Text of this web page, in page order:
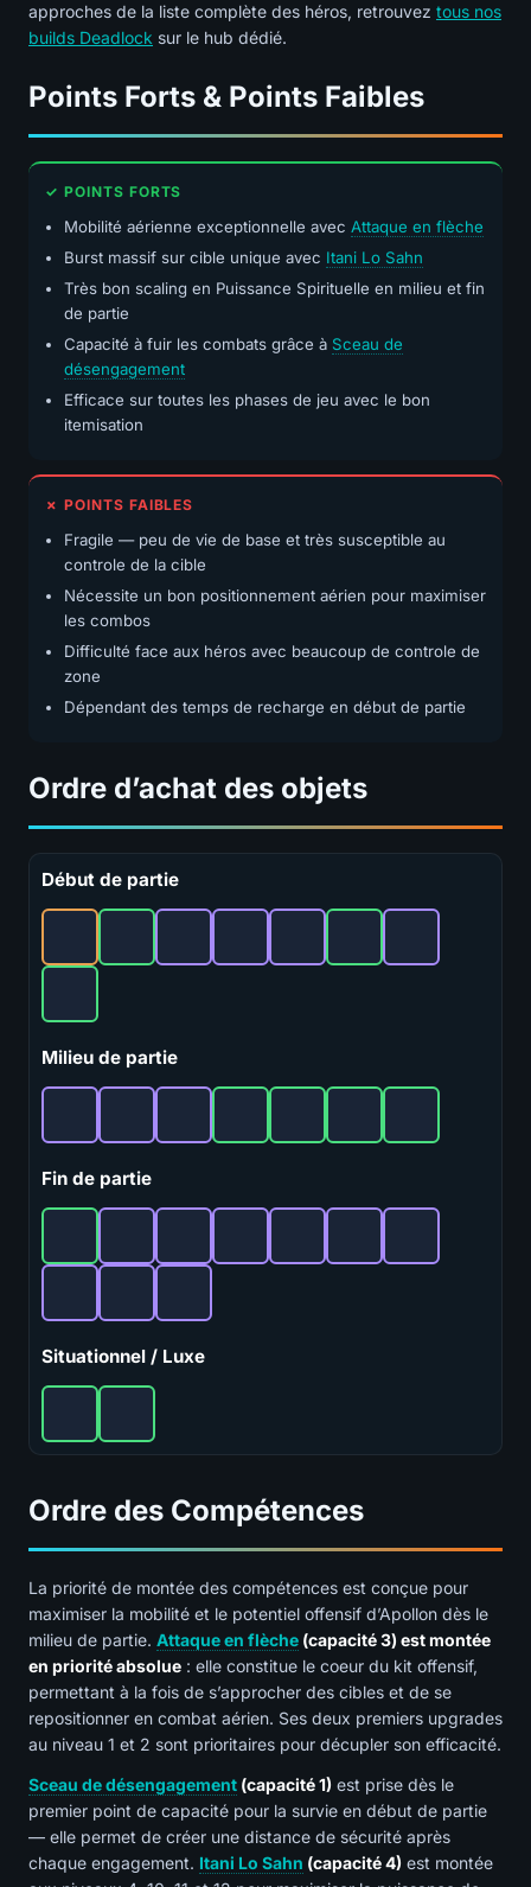
approches de la liste complète des héros, retrouvez tous nos
builds Deadlock sur le hub dédié.
Points Forts & Points Faibles
✓ POINTS FORTS
Mobilité aérienne exceptionnelle avec Attaque en flèche
Burst massif sur cible unique avec Itani Lo Sahn
Très bon scaling en Puissance Spirituelle en milieu et fin
de partie
Capacité à fuir les combats grâce à Sceau de
désengagement
Efficace sur toutes les phases de jeu avec le bon
itemisation
✗ POINTS FAIBLES
Fragile — peu de vie de base et très susceptible au
controle de la cible
Nécessite un bon positionnement aérien pour maximiser
les combos
Difficulté face aux héros avec beaucoup de controle de
zone
Dépendant des temps de recharge en début de partie
Ordre d’achat des objets
Début de partie
Milieu de partie
Fin de partie
Situationnel / Luxe
Ordre des Compétences
La priorité de montée des compétences est conçue pour
maximiser la mobilité et le potentiel offensif d’Apollon dès le
milieu de partie. Attaque en flèche (capacité 3) est montée
en priorité absolue : elle constitue le coeur du kit offensif,
permettant à la fois de s’approcher des cibles et de se
repositionner en combat aérien. Ses deux premiers upgrades
au niveau 1 et 2 sont prioritaires pour décupler son efficacité.
Sceau de désengagement (capacité 1) est prise dès le
premier point de capacité pour la survie en début de partie
— elle permet de créer une distance de sécurité après
chaque engagement. Itani Lo Sahn (capacité 4) est montée